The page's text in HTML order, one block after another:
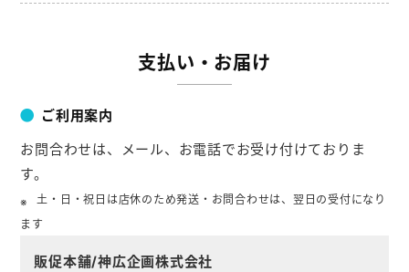
支払い・お届け
ご利用案内
お問合わせは、メール、お電話でお受け付けておりま
す。
土・日・祝日は店休のため発送・お問合わせは、翌日の受付になり
ます
販促本舗/神広企画株式会社